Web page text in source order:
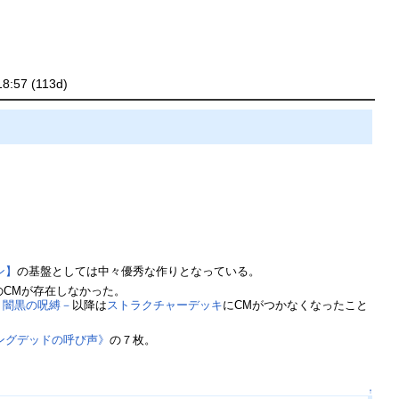
(113d)
】の基盤としては中々優秀な作りとなっている。
が存在しなかった。
黒の呪縛－ 以降はストラクチャーデッキにCMがつかなくなったこと
グデッドの呼び声》の７枚。
↑